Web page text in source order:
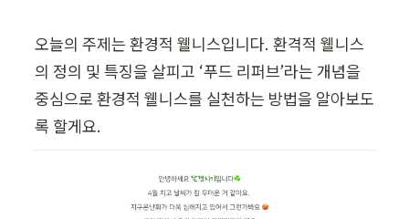
오늘의 주제는 환경적 웰니스입니다. 환격적 웰니스
의 정의 및 특징을 살피고 ‘푸드 리퍼브’라는 개념을
중심으로 환경적 웰니스를 실천하는 방법을 알아보도
록 할게요.